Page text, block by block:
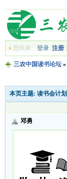
»您尚未 登录 注册|
三农中国读书论坛»
本页主题: 读书会计划
邓勇